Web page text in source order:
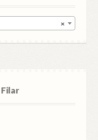
×
Filar